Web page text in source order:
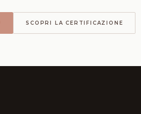
SCOPRI LA CERTIFICAZIONE